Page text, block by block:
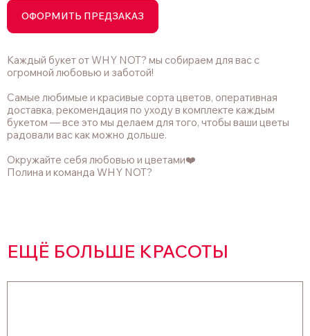
ОФОРМИТЬ ПРЕДЗАКАЗ
Каждый букет от WHY NOT? мы собираем для вас с
огромной любовью и заботой!
Самые любимые и красивые сорта цветов, оперативная
доставка, рекомендация по уходу в комплекте каждым
букетом — все это мы делаем для того, чтобы ваши цветы
радовали вас как можно дольше.
Окружайте себя любовью и цветами❤️
Полина и команда WHY NOT?
ЕЩЁ БОЛЬШЕ КРАСОТЫ